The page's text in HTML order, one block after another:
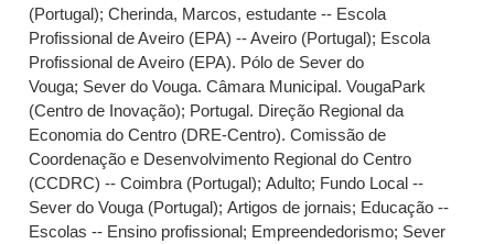
(Portugal);Cherinda, Marcos, estudante -- Escola
Profissional de Aveiro (EPA) -- Aveiro (Portugal); Escola
Profissional de Aveiro (EPA). Pólo de Sever do
Vouga; Sever do Vouga. Câmara Municipal. VougaPark
(Centro de Inovação); Portugal. Direção Regional da
Economia do Centro (DRE-Centro). Comissão de
Coordenação e Desenvolvimento Regional do Centro
(CCDRC) -- Coimbra (Portugal);Adulto; Fundo Local --
Sever do Vouga (Portugal);Artigos de jornais; Educação --
Escolas -- Ensino profissional; Empreendedorismo; Sever